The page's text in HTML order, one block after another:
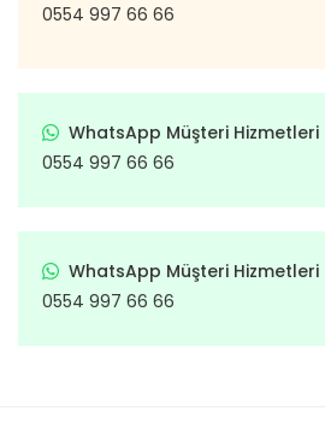
0554 997 66 66
WhatsApp Müşteri Hizmetleri
0554 997 66 66
WhatsApp Müşteri Hizmetleri
0554 997 66 66